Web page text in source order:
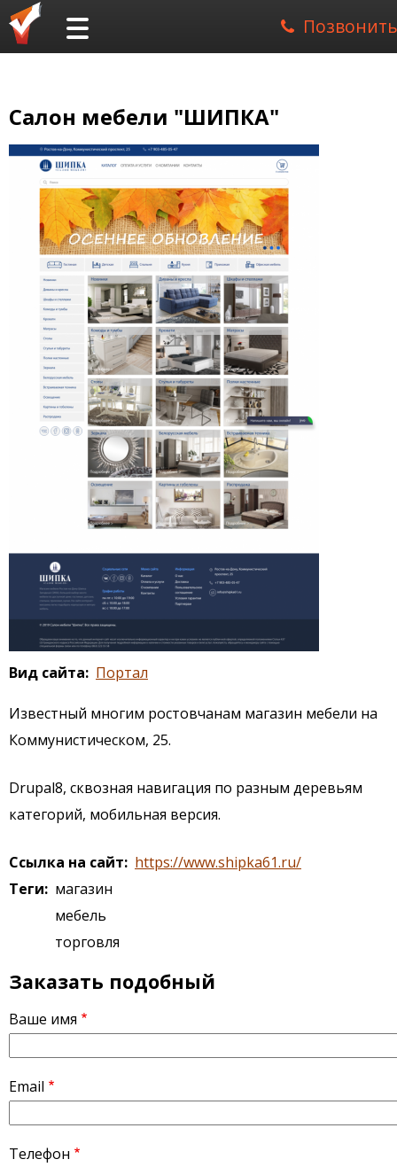
Салон мебели "ШИПКА"
Вид сайта Портал
Известный многим ростовчанам магазин мебели на
Коммунистическом, 25.
Drupal8, сквозная навигация по разным деревьям
категорий, мобильная версия.
Ссылка на сайт
https://www.shipka61.ru/
Теги
магазин
мебель
торговля
Заказать подобный
Ваше имя
Email
Телефон